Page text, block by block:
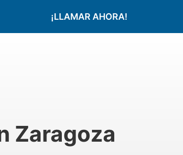
¡LLAMAR AHORA!
Zaragoza